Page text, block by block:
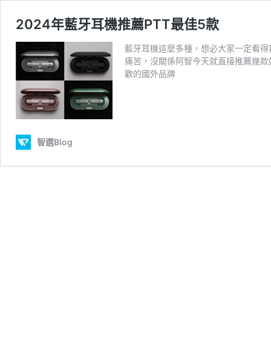
2024年藍牙耳機推薦PTT最佳5款
藍牙耳機這麼多種，想必大家一定看
痛苦，沒關係阿智今天就直接推薦幾
歡的國外品牌
智選Blog